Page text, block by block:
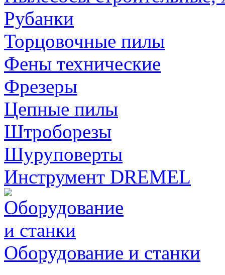
Рубанки
Торцовочные пилы
Фены технические
Фрезеры
Цепные пилы
Штроборезы
Шуруповерты
Инструмент DREMEL
Оборудование и станки